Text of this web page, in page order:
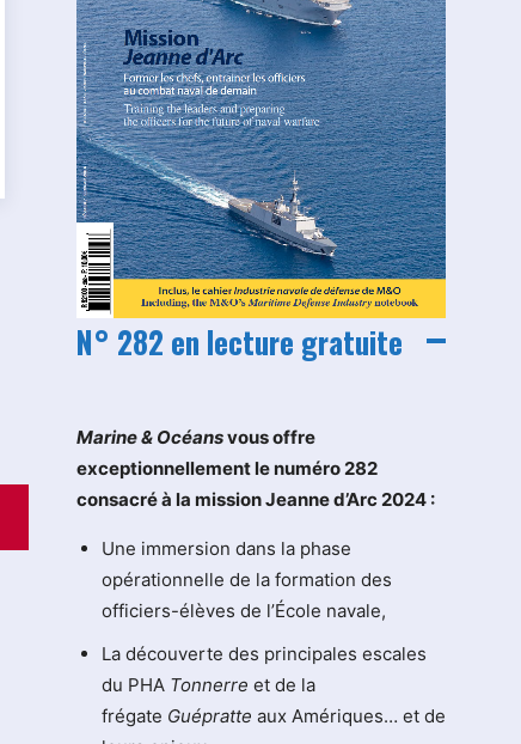
N° 282 en lecture gratuite
Marine & Océansvous offre
exceptionnellement le numéro 282
consacré à la mission Jeanne d’Arc 2024 :
Une immersion dans la phase
opérationnelle de la formation des
officiers-élèves de l’École navale,
La découverte des principales escales
du PHA Tonnerre et de la
frégate Guépratte aux Amériques… et de